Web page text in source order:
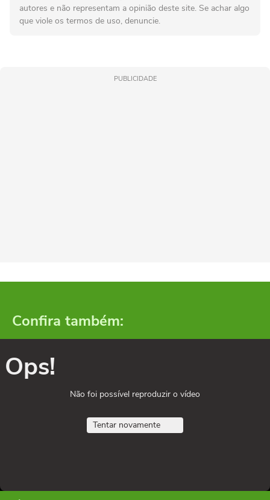
autores e não representam a opinião deste site. Se achar algo
que viole os termos de uso, denuncie.
PUBLICIDADE
Confira também:
Ops!
Não foi possível reproduzir o vídeo
Tentar novamente